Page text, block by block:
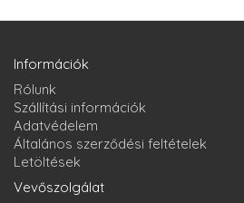
Információk
Rólunk
Szállítási információk
Adatvédelem
Általános szerződési feltételek
Letöltések
Vevőszolgálat